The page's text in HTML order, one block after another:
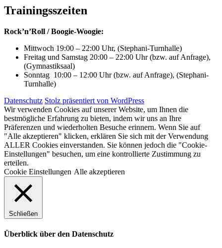
Trainingsszeiten
Rock’n’Roll / Boogie-Woogie:
Mittwoch 19:00 – 22:00 Uhr, (Stephani-Turnhalle)
Freitag und Samstag 20:00 – 22:00 Uhr (bzw. auf Anfrage),
(Gymnastiksaal)
Sonntag 10:00 – 12:00 Uhr (bzw. auf Anfrage), (Stephani-
Turnhalle)
Datenschutz Stolz präsentiert von WordPress
Wir verwenden Cookies auf unserer Website, um Ihnen die
bestmögliche Erfahrung zu bieten, indem wir uns an Ihre
Präferenzen und wiederholten Besuche erinnern. Wenn Sie auf
"Alle akzeptieren" klicken, erklären Sie sich mit der Verwendung
ALLER Cookies einverstanden. Sie können jedoch die "Cookie-
Einstellungen" besuchen, um eine kontrollierte Zustimmung zu
erteilen.
Cookie Einstellungen Alle akzeptieren
Schließen
Überblick über den Datenschutz